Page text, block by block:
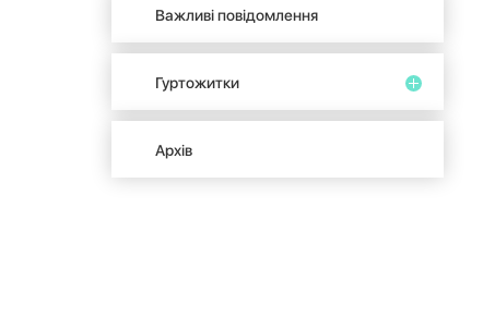
Важливі повідомлення
Гуртожитки
Архів